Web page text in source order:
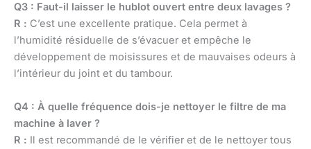
Q3 : Faut-il laisser le hublot ouvert entre deux lavages ?
R : C’est une excellente pratique. Cela permet à
l’humidité résiduelle de s’évacuer et empêche le
développement de moisissures et de mauvaises odeurs à
l’intérieur du joint et du tambour.
Q4 : À quelle fréquence dois-je nettoyer le filtre de ma
machine à laver ?
R : Il est recommandé de le vérifier et de le nettoyer tous